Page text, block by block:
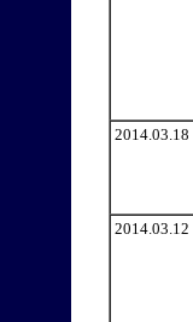
2014.03.18
2014.03.12